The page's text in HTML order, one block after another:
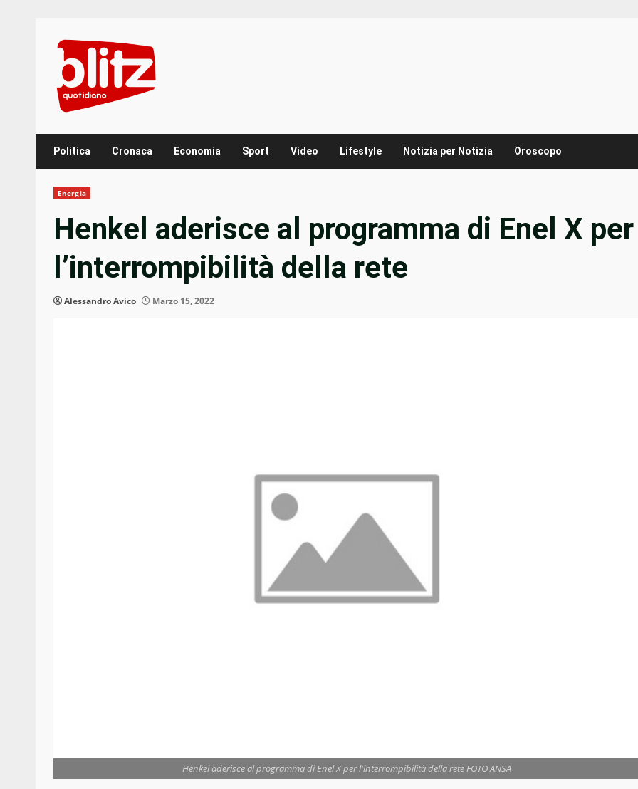
content
Politica Cronaca Economia Sport Video Lifestyle Notizia per Notizia Oroscopo
Energia
Henkel aderisce al programma di Enel X per
l’interrompibilità della rete
Alessandro Avico Marzo 15, 2022
Henkel aderisce al programma di Enel X per l'interrompibilità della rete FOTO ANSA